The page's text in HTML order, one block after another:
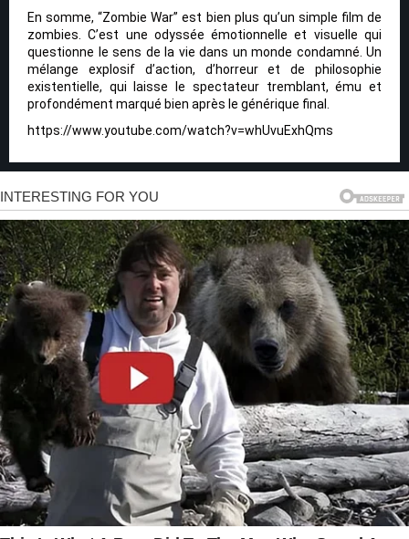
En somme, “Zombie War” est bien plus qu’un simple film de
zombies. C’est une odyssée émotionnelle et visuelle qui
questionne le sens de la vie dans un monde condamné. Un
mélange explosif d’action, d’horreur et de philosophie
existentielle, qui laisse le spectateur tremblant, ému et
profondément marqué bien après le générique final.
https://www.youtube.com/watch?v=whUvuExhQms